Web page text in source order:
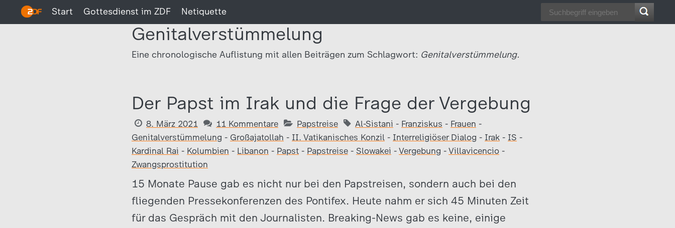
Start Gottesdienst im ZDF Netiquette
Genitalverstümmelung
Eine chronologische Auflistung mit allen Beiträgen zum Schlagwort: Genitalverstümmelung.
Der Papst im Irak und die Frage der Vergebung
8. März 2021 11 Kommentare Papstreise Al-Sistani - Franziskus - Frauen -
Genitalverstümmelung - Großajatollah - II. Vatikanisches Konzil - Interreligiöser Dialog - Irak - IS -
Kardinal Rai - Kolumbien - Libanon - Papst - Papstreise - Slowakei - Vergebung - Villavicencio -
Zwangsprostitution
15 Monate Pause gab es nicht nur bei den Papstreisen, sondern auch bei den
fliegenden Pressekonferenzen des Pontifex. Heute nahm er sich 45 Minuten Zeit
für das Gespräch mit den Journalisten. Breaking-News gab es keine, einige